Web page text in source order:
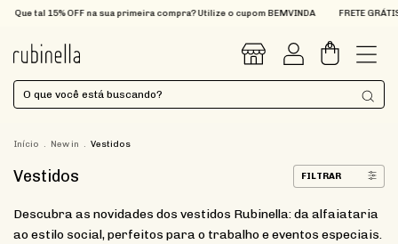
15% OFF na sua primeira compra? Utilize o cupom BEMVINDA FRETE GRÁTIS nas
0
Início . New in . Vestidos
Vestidos FILTRAR
Descubra as novidades dos vestidos Rubinella: da alfaiataria
ao estilo social, perfeitos para o trabalho e eventos especiais.